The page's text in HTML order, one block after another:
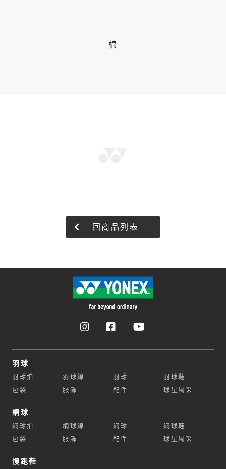
棉
回商品列表
羽球
羽球拍 羽球線 羽球
羽球鞋
包袋
服飾 配件 球星風采
網球
網球拍 網球線 網球
網球鞋
包袋
服飾 配件 球星風采
慢跑鞋